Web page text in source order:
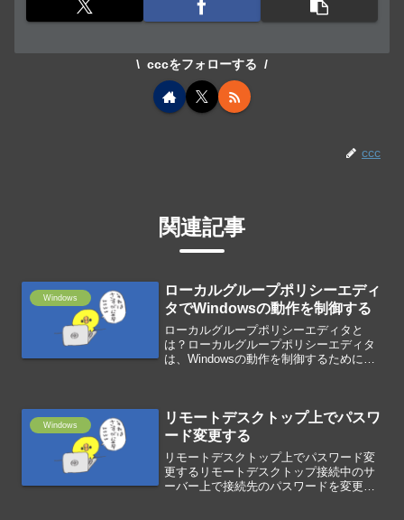
cccをフォローする
ccc
関連記事
Windows
ローカルグループポリシーエディ
タでWindowsの動作を制御する
ローカルグループポリシーエディタと
は？ローカルグループポリシーエディタ
は、Windowsの動作を制御するために用
す。...
Windows
リモートデスクトップ上でパスワ
ード変更する
リモートデスクトップ上でパスワード変
更するリモートデスクトップ接続中のサ
ーバー上で接続先のパスワードを変更す